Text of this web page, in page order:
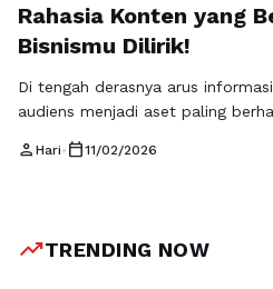
Rahasia Konten yang
Bisnismu Dilirik!
Di tengah derasnya arus
audiens menjadi aset paling
sesuai harapan. Di sinilah peran
Baca Selengkapnya
person Hari• calendar_today11/02/2026
trending_upTRENDING NOW